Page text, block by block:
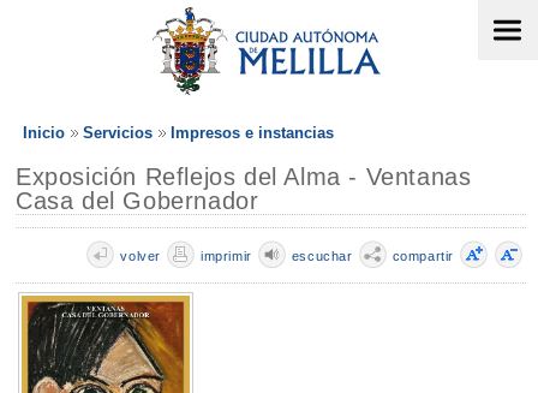
Inicio Servicios Impresos e instancias
Exposición Reflejos del Alma - Ventanas
Casa del Gobernador
compartir
escuchar
imprimir
volver